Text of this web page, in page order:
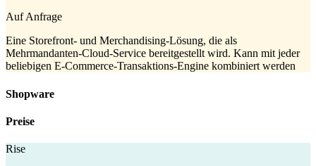
Auf Anfrage
Eine Storefront- und Merchandising-Lösung, die als
Mehrmandanten-Cloud-Service bereitgestellt wird. Kann mit jeder
beliebigen E-Commerce-Transaktions-Engine kombiniert werden
Shopware
Preise
Rise